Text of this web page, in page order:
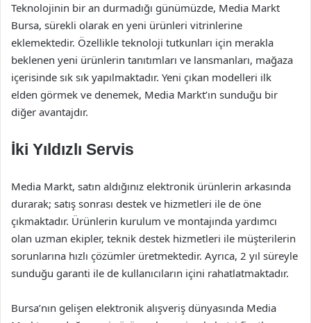
Teknolojinin bir an durmadığı günümüzde, Media Markt
Bursa, sürekli olarak en yeni ürünleri vitrinlerine
eklemektedir. Özellikle teknoloji tutkunları için merakla
beklenen yeni ürünlerin tanıtımları ve lansmanları, mağaza
içerisinde sık sık yapılmaktadır. Yeni çıkan modelleri ilk
elden görmek ve denemek, Media Markt’ın sunduğu bir
diğer avantajdır.
İki Yıldızlı Servis
Media Markt, satın aldığınız elektronik ürünlerin arkasında
durarak; satış sonrası destek ve hizmetleri ile de öne
çıkmaktadır. Ürünlerin kurulum ve montajında yardımcı
olan uzman ekipler, teknik destek hizmetleri ile müşterilerin
sorunlarına hızlı çözümler üretmektedir. Ayrıca, 2 yıl süreyle
sunduğu garanti ile de kullanıcıların içini rahatlatmaktadır.
Bursa’nın gelişen elektronik alışveriş dünyasında Media